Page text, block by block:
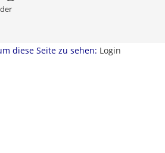
diese Seite zu sehen: Login